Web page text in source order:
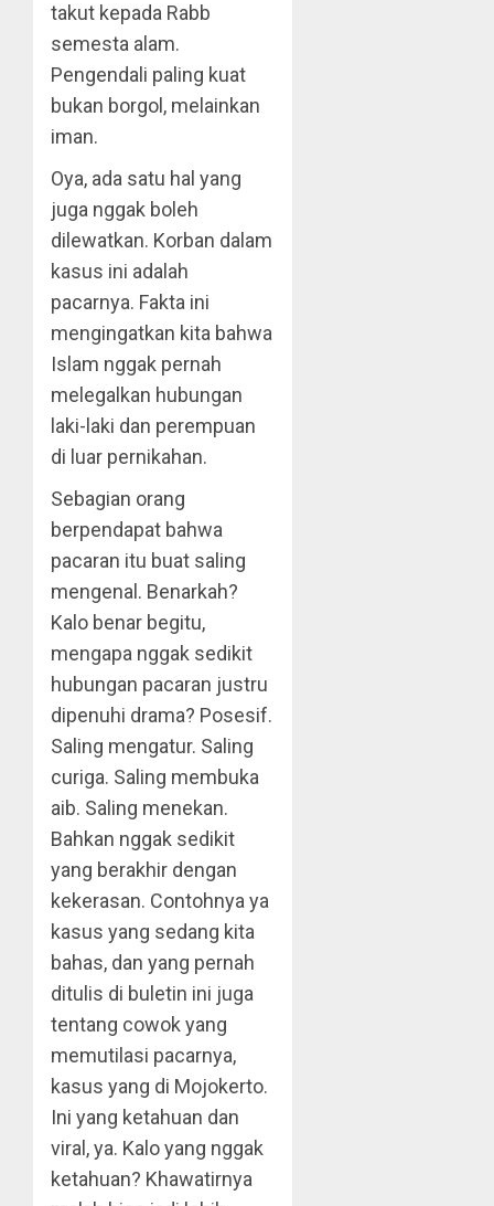
takut kepada Rabb
semesta alam.
Pengendali paling kuat
bukan borgol, melainkan
iman.
Oya, ada satu hal yang
juga nggak boleh
dilewatkan. Korban dalam
kasus ini adalah
pacarnya. Fakta ini
mengingatkan kita bahwa
Islam nggak pernah
melegalkan hubungan
laki-laki dan perempuan
di luar pernikahan.
Sebagian orang
berpendapat bahwa
pacaran itu buat saling
mengenal. Benarkah?
Kalo benar begitu,
mengapa nggak sedikit
hubungan pacaran justru
dipenuhi drama? Posesif.
Saling mengatur. Saling
curiga. Saling membuka
aib. Saling menekan.
Bahkan nggak sedikit
yang berakhir dengan
kekerasan. Contohnya ya
kasus yang sedang kita
bahas, dan yang pernah
ditulis di buletin ini juga
tentang cowok yang
memutilasi pacarnya,
kasus yang di Mojokerto.
Ini yang ketahuan dan
viral, ya. Kalo yang nggak
ketahuan? Khawatirnya